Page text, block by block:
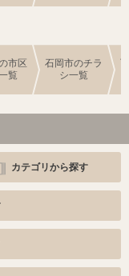
市区
覧
石岡市のチラ
シ一覧
カテゴリから探す